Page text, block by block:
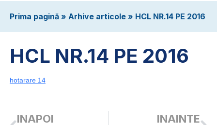
Prima pagină » Arhive articole » HCL NR.14 PE 2016
HCL NR.14 PE 2016
hotarare 14
INAPOI INAINTE